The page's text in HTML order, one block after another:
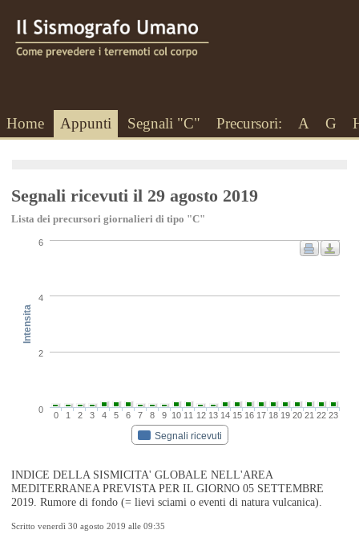
Home Appunti Segnali "C" Precursori: A G
Segnali ricevuti il 29 agosto 2019
Lista dei precursori giornalieri di tipo "C"
Intensita
Segnali ricevuti
0 1 2 3 4 5 6 7 8 9 10 11 12 13 14 15 16 17 18 19 20 21 22 23
0
2
4
6
INDICE DELLA SISMICITA' GLOBALE NELL'AREA
MEDITERRANEA PREVISTA PER IL GIORNO 05 SETTEMBRE
2019. Rumore di fondo (= lievi sciami o eventi di natura vulcanica).
Scritto venerdì 30 agosto 2019 alle 09:35